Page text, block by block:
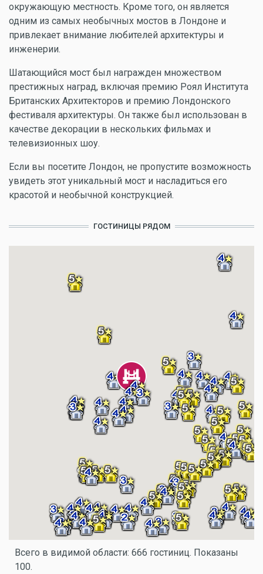
окружающую местность. Кроме того, он является
одним из самых необычных мостов в Лондоне и
привлекает внимание любителей архитектуры и
инженерии.
Шатающийся мост был награжден множеством
престижных наград, включая премию Роял Института
Британских Архитекторов и премию Лондонского
фестиваля архитектуры. Он также был использован в
качестве декорации в нескольких фильмах и
телевизионных шоу.
Если вы посетите Лондон, не пропустите возможность
увидеть этот уникальный мост и насладиться его
красотой и необычной конструкцией.
ГОСТИНИЦЫ РЯДОМ
Всего в видимой области: 666 гостиниц. Показаны
100.